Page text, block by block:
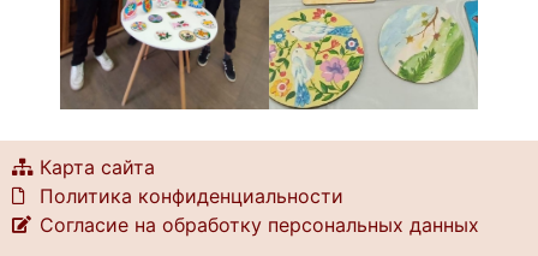
Карта сайта
Политика конфиденциальности
Согласие на обработку персональных данных